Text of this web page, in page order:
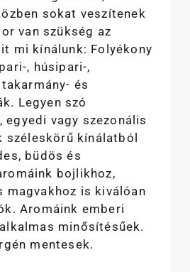
sokat veszítenek
van szükség az
mi kínálunk: Folyékony
, húsipari-,
és
Legyen szó
egyedi vagy szezonális
széleskörű kínálatból
büdös és
bojlikhoz,
magvakhoz is kiválóan
Aromáink emberi
minősítésűek.
mentesek.